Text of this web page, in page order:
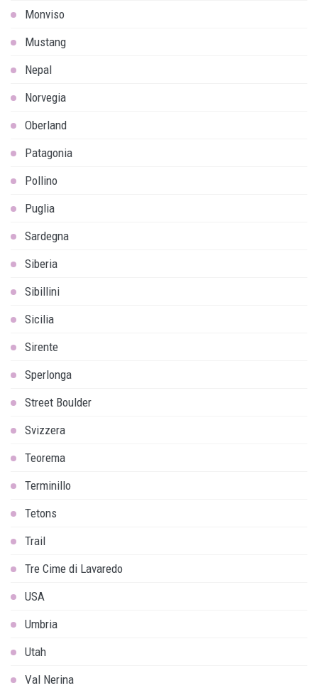
Monviso
Mustang
Nepal
Norvegia
Oberland
Patagonia
Pollino
Puglia
Sardegna
Siberia
Sibillini
Sicilia
Sirente
Sperlonga
Street Boulder
Svizzera
Teorema
Terminillo
Tetons
Trail
Tre Cime di Lavaredo
USA
Umbria
Utah
Val Nerina